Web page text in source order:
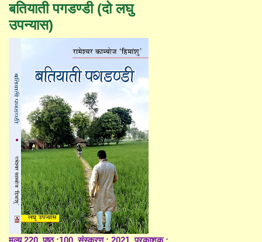
बतियाती पगडण्डी (दो लघु
उपन्यास)